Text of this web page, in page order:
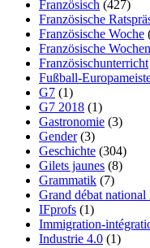
Französisch (427)
Französische
Französische Woche
Französische
Französischunterricht
Fußball-
G7 (1)
G7 2018 (1)
Gastronomie (3)
Gender(3)
Geschichte (304)
Gilets jaunes (8)
Grammatik (7)
Grand débat national
IFprofs (1)
Immigration-
Industrie 4.0 (1)